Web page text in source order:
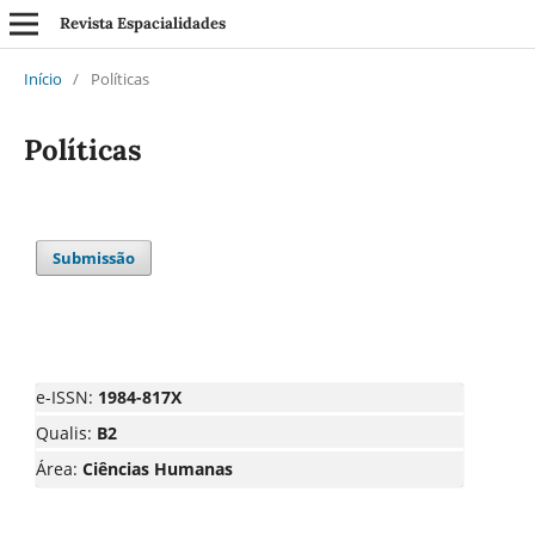
Revista Espacialidades
Início / Políticas
Políticas
Submissão
e-ISSN: 1984-817X
Qualis: B2
Área: Ciências Humanas